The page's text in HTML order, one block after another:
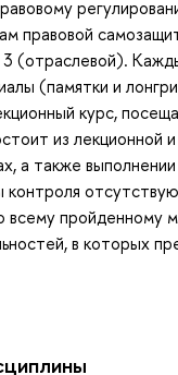
правовой
3 (отраслевой).
(памятки и
курс,
из лекционной
а также
всему пройденному
в которых